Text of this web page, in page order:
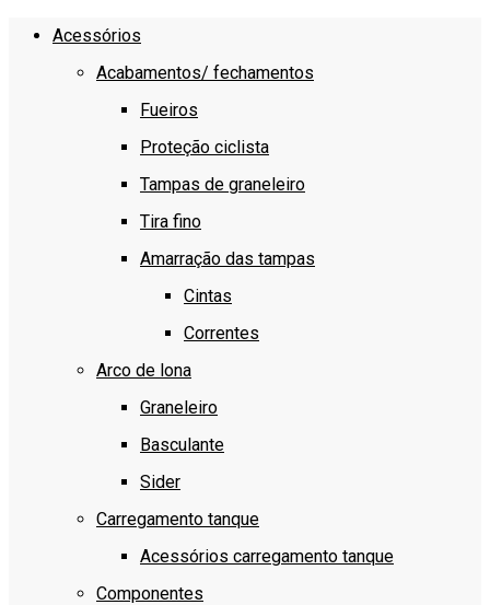
Acessórios
Acabamentos/ fechamentos
Fueiros
Proteção ciclista
Tampas de graneleiro
Tira fino
Amarração das tampas
Cintas
Correntes
Arco de lona
Graneleiro
Basculante
Sider
Carregamento tanque
Acessórios carregamento tanque
Componentes